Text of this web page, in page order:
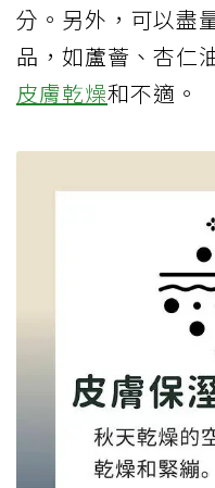
分。另外，可以盡
品，如蘆薈、杏仁
皮膚乾燥和不適。